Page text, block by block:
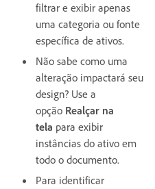
filtrar e exibir apenas
uma categoria ou fonte
específica de ativos.
Não sabe como uma
alteração impactará seu
design? Use a
opção Realçar na
tela para exibir
instâncias do ativo em
todo o documento.
Para identificar